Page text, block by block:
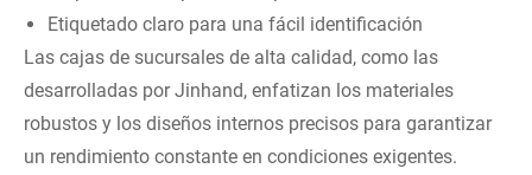
Etiquetado claro para una fácil identificación
Las cajas de sucursales de alta calidad, como las
desarrolladas por Jinhand, enfatizan los materiales
robustos y los diseños internos precisos para garantizar
un rendimiento constante en condiciones exigentes.